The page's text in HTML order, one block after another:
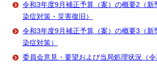
令和3年度9月補正予算（案）の概要2（新
染症対策・災害復旧）
令和3年度9月補正予算（案）の概要3（新
染症対策）
委員会意見・要望および当局処理状況（令